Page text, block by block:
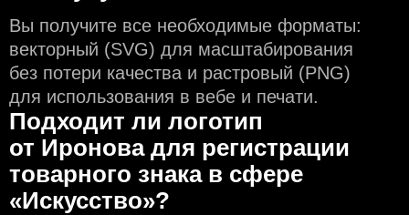
Вы получите все необходимые форматы:
векторный (SVG) для масштабирования
без потери качества и растровый (PNG)
для использования в вебе и печати.
Подходит ли логотип
от Иронова для регистрации
товарного знака в сфере
«Искусство»?